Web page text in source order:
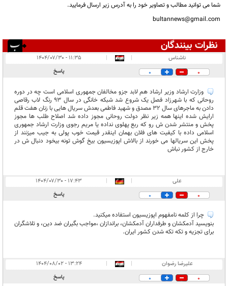
شما می توانید مطالب و تصاویر خود را به آدرس زیر ارسال فرمایید.
bultannews@gmail.com
نظرات بینندگان
در انتظار بررسی:
ناشناس |
|
۱۱:۳۵ - ۱۴۰۴/۰۷/۳۰
0
0 پاسخ
وزارت ارشاد وزیر ارشاد هم لابد جزو مخالفان جمهوری اسلامی است چه در دوره
روحانی که با شهرزاد فصل یک شروع شد شبکه خانگی در سال ۹۳ رنگ لاب رقاصی
دادن به ماجرهای سال ۳۲ مصدق و شهید فاطمی بعدش سریال هایی با زنان هفت قلم
ارایش شده اینها همه زیر نظر دولت روحانی مجوز داده شد اصلاح طلب ها مجوز
پخش و منتشر شدن ش رو که ربع پهلوی نداده یا مریم رجوی وزارت ارشاد جمهوری
اسلامی داده با کیفیت های فلان بهمان اینقدر قیمت خوب پولی به جیب میزنند از
پخش این سریالها می خورند از بالاش اپوزیسیون بیخ گوش تونه بیخود دنبال ش در
خارج از کشور نباش
علی |
|
۱۷:۴۳ - ۱۴۰۴/۰۷/۳۰
0
0 پاسخ
چرا از کلمه نامفهوم اپوزیسیون استفاده میکنید.
بنویسید آدمکشان و طرفداران آدمکشان، براندازان ،مواجب بگیران ضد دین، و تلاشگران
برای تجزیه و تکه تکه شدن کشور ایران.
علیرضا رضوان |
|
۱۳:۲۴ - ۱۴۰۴/۰۸/۰۲
0
0 پاسخ